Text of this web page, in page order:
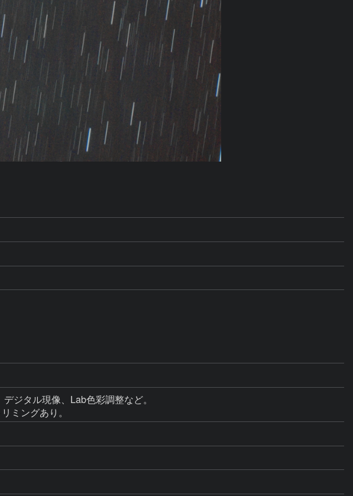
ジタル現像、Lab色彩調整など。
ミングあり。